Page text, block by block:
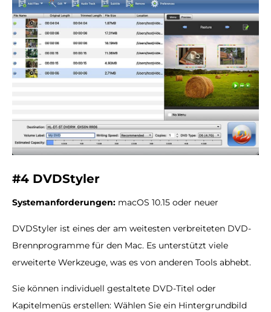
#4 DVDStyler
Systemanforderungen: macOS 10.15 oder neuer
DVDStyler ist eines der am weitesten verbreiteten DVD-
Brennprogramme für den Mac. Es unterstützt viele
erweiterte Werkzeuge, was es von anderen Tools abhebt.
Sie können individuell gestaltete DVD-Titel oder
Kapitelmenüs erstellen: Wählen Sie ein Hintergrundbild